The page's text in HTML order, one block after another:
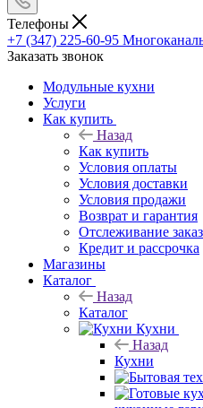
Телефоны
+7 (347) 225-60-95
Заказать звонок
Модульные кухни
Услуги
Как купить
Назад
Как купить
Условия оплаты
Условия доставки
Условия продажи
Возврат и гарантия
Отслеживание
Кредит и рассрочка
Магазины
Каталог
Назад
Каталог
Кухни
Назад
Кухни